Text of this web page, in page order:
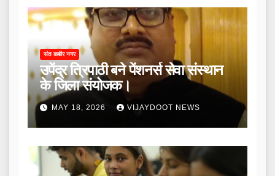
संत कबीर नगर
उपेंद्र त्रिपाठी बने पेंशनर्स सेवा संस्थान
के जिला संयोजक।
MAY 18, 2026 VIJAYDOOT NEWS